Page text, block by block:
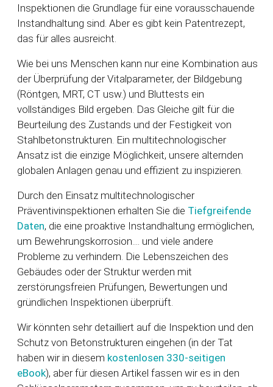
Inspektionen die Grundlage für eine vorausschauende
Instandhaltung sind. Aber es gibt kein Patentrezept,
das für alles ausreicht.
Wie bei uns Menschen kann nur eine Kombination aus
der Überprüfung der Vitalparameter, der Bildgebung
(Röntgen, MRT, CT usw.) und Bluttests ein
vollständiges Bild ergeben. Das Gleiche gilt für die
Beurteilung des Zustands und der Festigkeit von
Stahlbetonstrukturen. Ein multitechnologischer
Ansatz ist die einzige Möglichkeit, unsere alternden
globalen Anlagen genau und effizient zu inspizieren.
Durch den Einsatz multitechnologischer
Präventivinspektionen erhalten Sie die Tiefgreifende
Daten, die eine proaktive Instandhaltung ermöglichen,
um Bewehrungskorrosion.... und viele andere
Probleme zu verhindern. Die Lebenszeichen des
Gebäudes oder der Struktur werden mit
zerstörungsfreien Prüfungen, Bewertungen und
gründlichen Inspektionen überprüft.
Wir könnten sehr detailliert auf die Inspektion und den
Schutz von Betonstrukturen eingehen (in der Tat
haben wir in diesem kostenlosen 330-seitigen
eBook), aber für diesen Artikel fassen wir es in den